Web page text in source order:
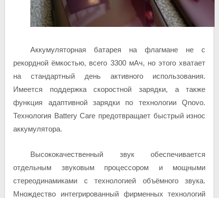
Аккумуляторная батарея на флагмане не с
рекордной ёмкостью, всего 3300 мАч, но этого хватает
на стандартный день активного использования.
Имеется поддержка скоростной зарядки, а также
функция адаптивной зарядки по технологии Qnovo.
Технология Battery Care предотвращает быстрый износ
аккумулятора.
Высококачественный звук обеспечивается
отдельным звуковым процессором и мощными
стереодинамиками с технологией объёмного звука.
Множдество интегрированный фирменных технологий